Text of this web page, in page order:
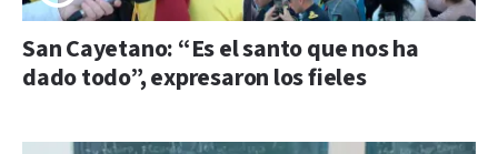
San Cayetano: “Es el santo que nos ha
dado todo”, expresaron los fieles